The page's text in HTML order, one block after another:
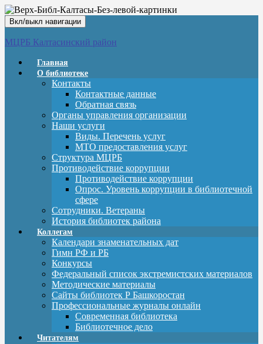
Вкл/выкл навигации
МЦРБ Калтасинский район
Главная
О библиотеке
Контакты
Контактные данные
Обратная связь
Органы управления организации
Наши услуги
Виды. Перечень услуг
МТО предоставления услуг
Структура МЦРБ
Противодействие коррупции
Противодействие коррупции
Опрос. Уровень коррупции в библиотечной
сфере
Сотрудники. Ветераны
История библиотек района
Коллегам
Календари знаменательных дат
Гимн РФ и РБ
Конкурсы
Федеральный список экстремистских материалов
Методические материалы
Сайты библиотек Р Башкоростан
Профессиональные журналы онлайн
Современная библиотека
Библиотечное дело
Читателям